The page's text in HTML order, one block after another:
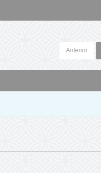
Anterior